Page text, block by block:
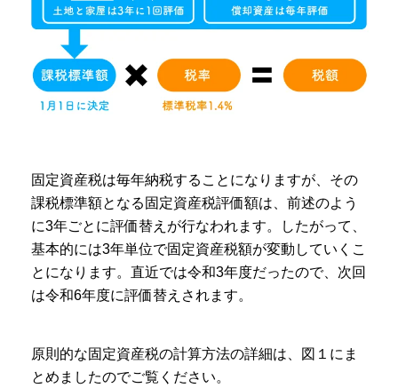
固定資産税は毎年納税することになりますが、その
課税標準額となる固定資産税評価額は、前述のよう
に3年ごとに評価替えが行なわれます。したがって、
基本的には3年単位で固定資産税額が変動していくこ
とになります。直近では令和3年度だったので、次回
は令和6年度に評価替えされます。
原則的な固定資産税の計算方法の詳細は、図１にま
とめましたのでご覧ください。